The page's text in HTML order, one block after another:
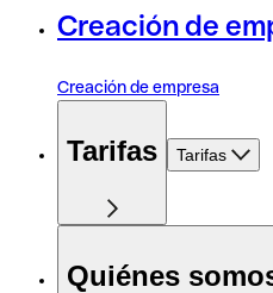
Creación de
Creación de empresa
Tarifas Tarifas
Quiénes